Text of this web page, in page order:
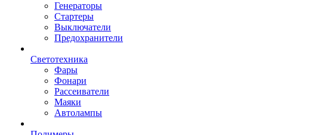
Генераторы
Стартеры
Выключатели
Предохранители
Светотехника
Фары
Фонари
Рассеиватели
Маяки
Автолампы